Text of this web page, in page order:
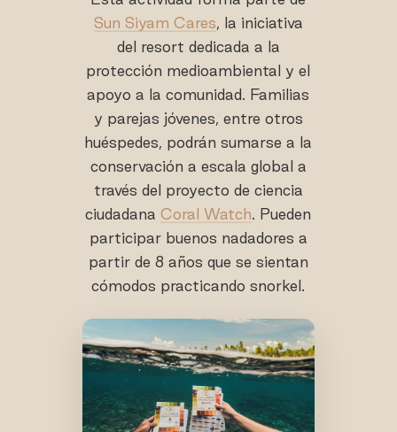
Sun Siyam Cares, la iniciativa
del resort dedicada a la
protección medioambiental y el
apoyo a la comunidad. Familias
y parejas jóvenes, entre otros
huéspedes, podrán sumarse a la
conservación a escala global a
través del proyecto de ciencia
ciudadanaCoral Watch. Pueden
participar buenos nadadores a
partir de 8 años que se sientan
cómodos practicando snorkel.